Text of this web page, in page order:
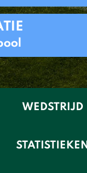
WEDSTRIJD
STATISTIEKEN